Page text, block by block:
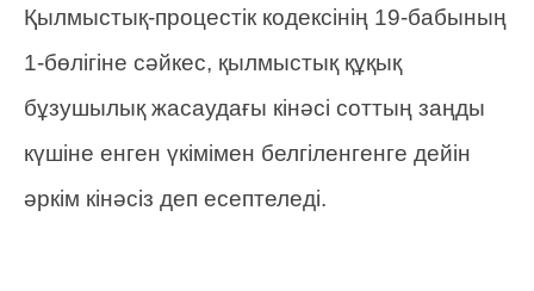
Қылмыстық-процестік кодексінің 19-бабының
1-бөлігіне сәйкес, қылмыстық құқық
бұзушылық жасаудағы кінәсі соттың заңды
күшіне енген үкімімен белгіленгенге дейін
әркім кінәсіз деп есептеледі.